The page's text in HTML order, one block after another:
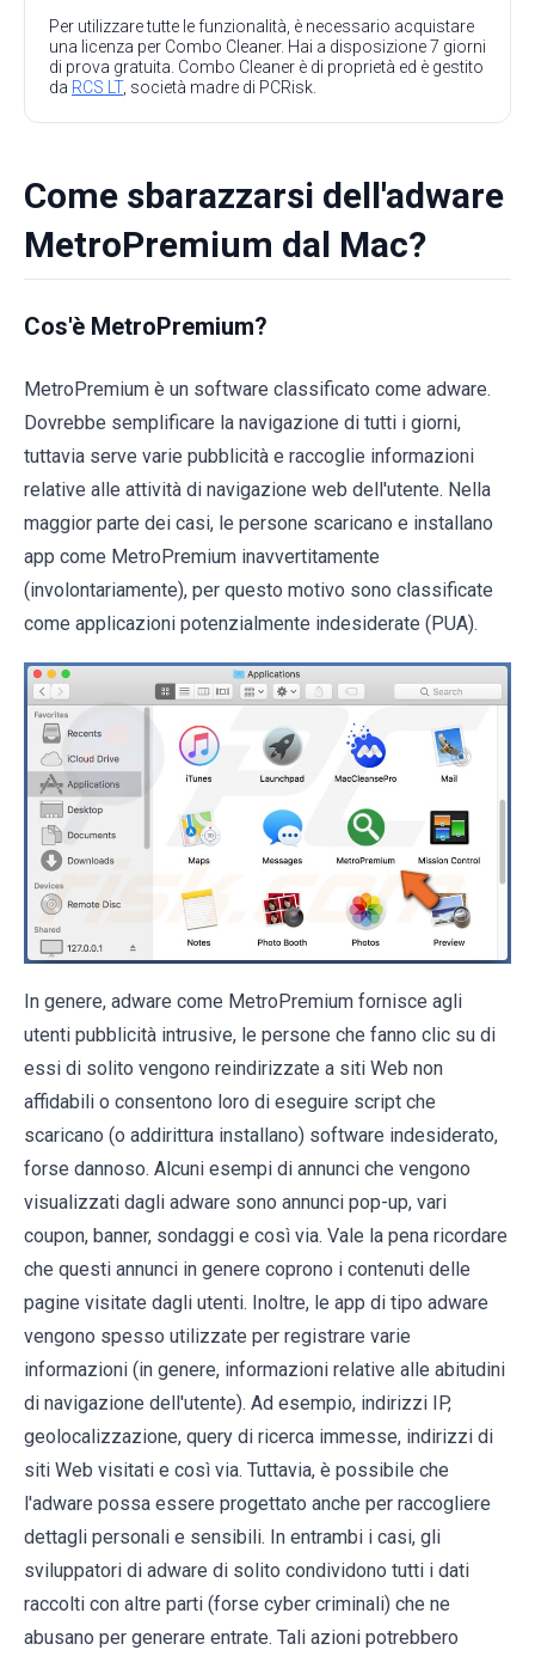
Per utilizzare tutte le funzionalità, è necessario acquistare
una licenza per Combo Cleaner. Hai a disposizione 7 giorni
di prova gratuita. Combo Cleaner è di proprietà ed è gestito
da RCS LT, società madre di PCRisk.
Come sbarazzarsi dell'adware
MetroPremium dal Mac?
Cos'è MetroPremium?
MetroPremium è un software classificato come adware.
Dovrebbe semplificare la navigazione di tutti i giorni,
tuttavia serve varie pubblicità e raccoglie informazioni
relative alle attività di navigazione web dell'utente. Nella
maggior parte dei casi, le persone scaricano e installano
app come MetroPremium inavvertitamente
(involontariamente), per questo motivo sono classificate
come applicazioni potenzialmente indesiderate (PUA).
In genere, adware come MetroPremium fornisce agli
utenti pubblicità intrusive, le persone che fanno clic su di
essi di solito vengono reindirizzate a siti Web non
affidabili o consentono loro di eseguire script che
scaricano (o addirittura installano) software indesiderato,
forse dannoso. Alcuni esempi di annunci che vengono
visualizzati dagli adware sono annunci pop-up, vari
coupon, banner, sondaggi e così via. Vale la pena ricordare
che questi annunci in genere coprono i contenuti delle
pagine visitate dagli utenti. Inoltre, le app di tipo adware
vengono spesso utilizzate per registrare varie
informazioni (in genere, informazioni relative alle abitudini
di navigazione dell'utente). Ad esempio, indirizzi IP,
geolocalizzazione, query di ricerca immesse, indirizzi di
siti Web visitati e così via. Tuttavia, è possibile che
l'adware possa essere progettato anche per raccogliere
dettagli personali e sensibili. In entrambi i casi, gli
sviluppatori di adware di solito condividono tutti i dati
raccolti con altre parti (forse cyber criminali) che ne
abusano per generare entrate. Tali azioni potrebbero